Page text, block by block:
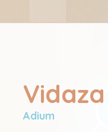
Vidaza
Adium